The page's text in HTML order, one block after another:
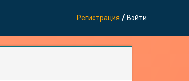
Регистрация / Войти